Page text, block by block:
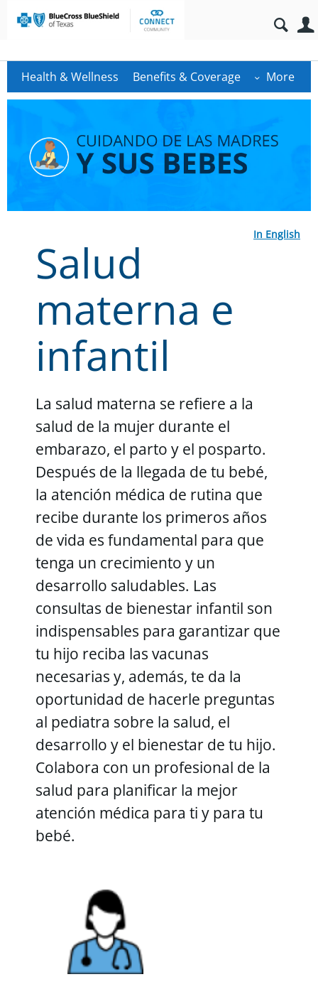
Health & Wellness Benefits & Coverage More
In English
Salud
materna e
infantil
La salud materna se refiere a la
salud de la mujer durante el
embarazo, el parto y el posparto.
Después de la llegada de tu bebé,
la atención médica de rutina que
recibe durante los primeros años
de vida es fundamental para que
tenga un crecimiento y un
desarrollo saludables. Las
consultas de bienestar infantil son
indispensables para garantizar que
tu hijo reciba las vacunas
necesarias y, además, te da la
oportunidad de hacerle preguntas
al pediatra sobre la salud, el
desarrollo y el bienestar de tu hijo.
Colabora con un profesional de la
salud para planificar la mejor
atención médica para ti y para tu
bebé.